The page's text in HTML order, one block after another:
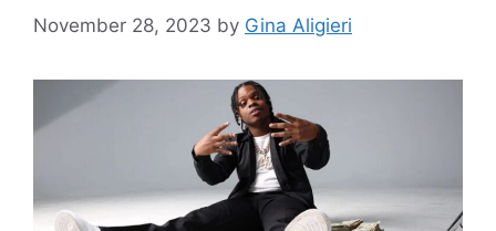
November 28, 2023 by Gina Aligieri